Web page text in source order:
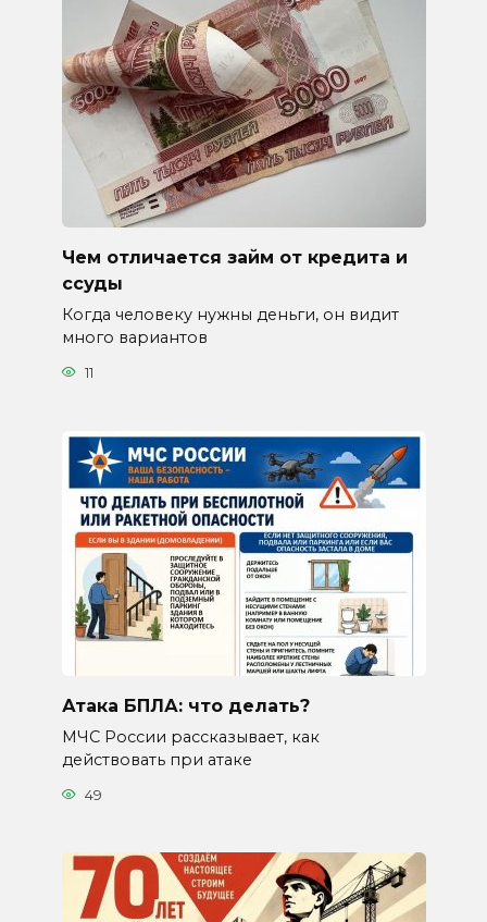
Чем отличается займ от кредита и
ссуды
Когда человеку нужны деньги, он видит
много вариантов
11
Атака БПЛА: что делать?
МЧС России рассказывает, как
действовать при атаке
49